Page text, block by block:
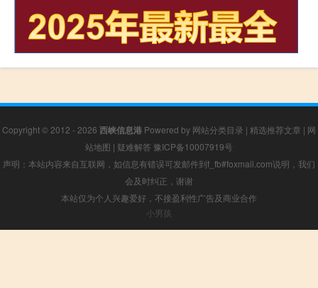
Copyright © 2012 - 2026 西峡信息港 Powered by 网站分类目录 | 精选推荐文章 | 网
站地图 | 疑难解答 豫ICP备10007919号
声明：本站内容来自互联网，如信息有错误可发邮件到f_fb#foxmail.com说明，我们
会及时纠正，谢谢
本站仅为个人兴趣爱好，不接盈利性广告及商业合作
小男孩